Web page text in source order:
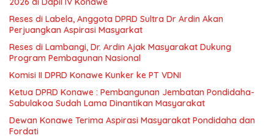
Reses di Labela, Anggota DPRD Sultra Dr Ardin Akan
Perjuangkan Aspirasi Masyarkat
Reses di Lambangi, Dr. Ardin Ajak Masyarakat Dukung
Program Pembagunan Nasional
Komisi II DPRD Konawe Kunker ke PT VDNI
Ketua DPRD Konawe : Pembangunan Jembatan Pondidaha-
Sabulakoa Sudah Lama Dinantikan Masyarakat
Dewan Konawe Terima Aspirasi Masyarakat Pondidaha dan
Fordati